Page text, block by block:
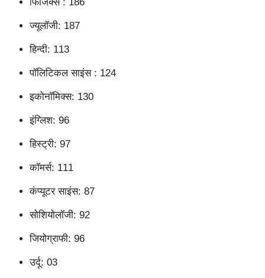
ज्यूलॉजी: 187
हिन्दी: 113
पॉलिटिकल साइंस : 124
इकोनॉमिक्स: 130
इंग्लिश: 96
हिस्ट्री: 97
कॉमर्स: 111
कंप्यूटर साइंस: 87
सोशियोलॉजी: 92
जियोग्राफी: 96
उर्दू: 03